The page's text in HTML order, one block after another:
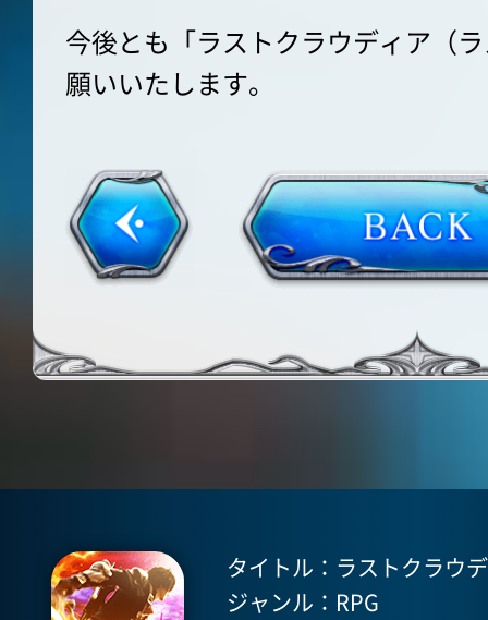
今後とも「ラストクラウディア（
願いいたします。
タイトル：ラストクラウ
ジャンル：RPG